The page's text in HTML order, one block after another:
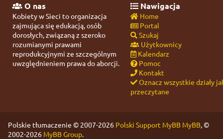
O nas
Kobiety w Sieci to organizacja
zajmująca się edukacją, osób
dorosłych, związaną z szeroko
rozumianymi prawami
reprodukcyjnymi ze szczególnym
uwzględnieniem prawa do aborcji.
Nawigacja
Home
Portal
Szukaj
Użytkownicy
Kalendarz
Pomoc
Kontakt
Oznacz wszystkie działy
przeczytane
Polskie tłumaczenie © 2007-2026 Polski Support MyBB MyBB, ©
2002-2026 MyBB Group.